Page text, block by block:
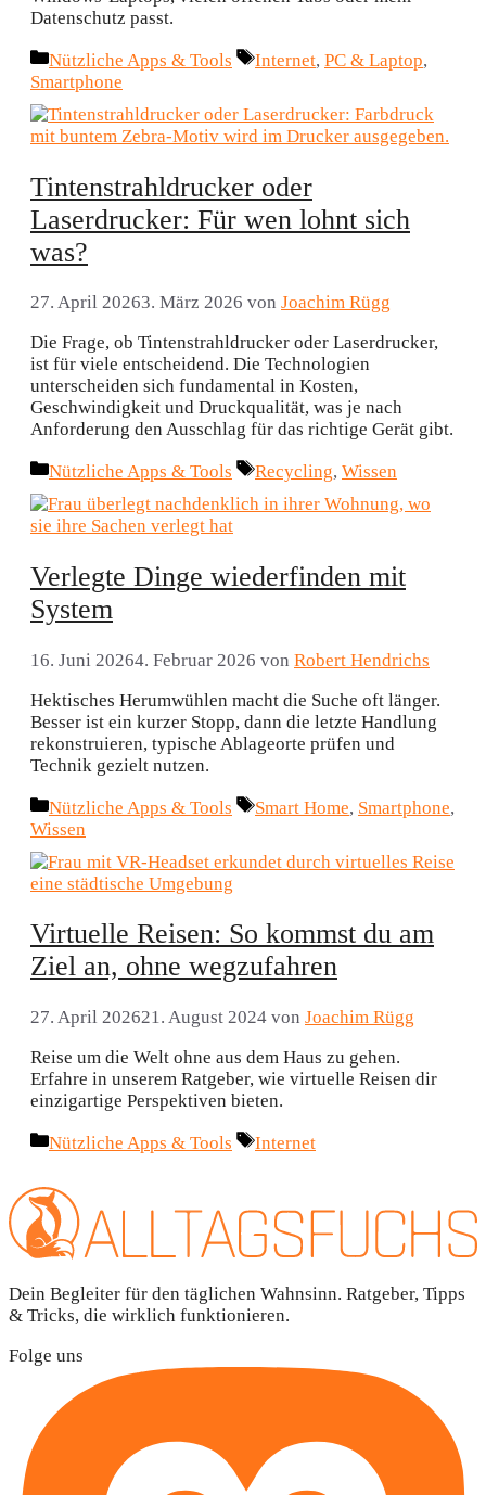
Datenschutz passt.
Kategorien
Nützliche Apps & Tools Schlagwörter
Internet, PC & Laptop,
Smartphone
Tintenstrahldrucker oder
Laserdrucker: Für wen lohnt sich
was?
27. April 20263. März 2026 von Joachim Rügg
Die Frage, ob Tintenstrahldrucker oder Laserdrucker,
ist für viele entscheidend. Die Technologien
unterscheiden sich fundamental in Kosten,
Geschwindigkeit und Druckqualität, was je nach
Anforderung den Ausschlag für das richtige Gerät gibt.
Kategorien
Nützliche Apps & Tools Schlagwörter
Recycling, Wissen
Verlegte Dinge wiederfinden mit
System
16. Juni 20264. Februar 2026 von Robert Hendrichs
Hektisches Herumwühlen macht die Suche oft länger.
Besser ist ein kurzer Stopp, dann die letzte Handlung
rekonstruieren, typische Ablageorte prüfen und
Technik gezielt nutzen.
Kategorien
Nützliche Apps & Tools Schlagwörter
Smart Home, Smartphone,
Wissen
Virtuelle Reisen: So kommst du am
Ziel an, ohne wegzufahren
27. April 202621. August 2024 von Joachim Rügg
Reise um die Welt ohne aus dem Haus zu gehen.
Erfahre in unserem Ratgeber, wie virtuelle Reisen dir
einzigartige Perspektiven bieten.
Kategorien
Nützliche Apps & Tools Schlagwörter
Internet
Dein Begleiter für den täglichen Wahnsinn. Ratgeber, Tipps
& Tricks, die wirklich funktionieren.
Folge uns